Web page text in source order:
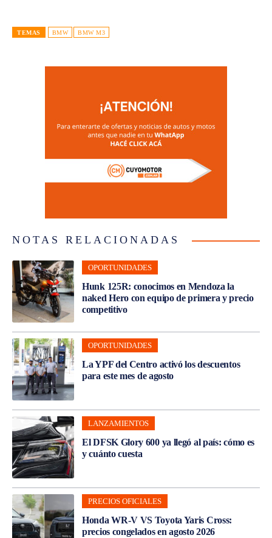
TEMAS BMW BMW M3
NOTAS RELACIONADAS
OPORTUNIDADES
Hunk 125R: conocimos en Mendoza la
naked Hero con equipo de primera y precio
competitivo
OPORTUNIDADES
La YPF del Centro activó los descuentos
para este mes de agosto
LANZAMIENTOS
El DFSK Glory 600 ya llegó al país: cómo es
y cuánto cuesta
PRECIOS OFICIALES
Honda WR-V VS Toyota Yaris Cross:
precios congelados en agosto 2026